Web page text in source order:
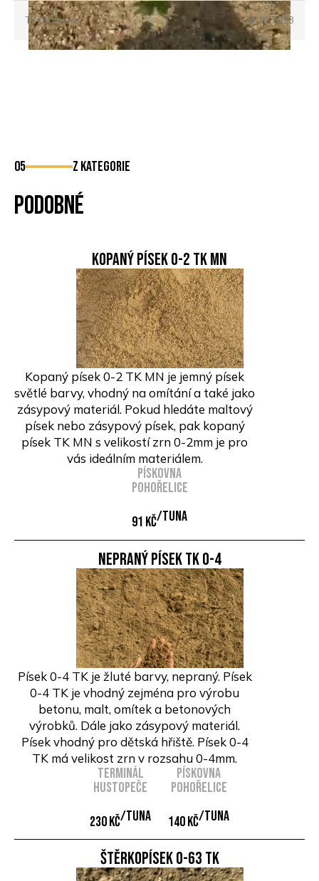
Těžba písku 24.11.2023
05 z kategorie
Podobné
Kopaný písek 0-2 TK MN
Kopaný písek 0-2 TK MN je jemný písek
světlé barvy, vhodný na omítání a také jako
zásypový materiál. Pokud hledáte maltový
písek nebo zásypový písek, pak kopaný
písek TK MN s velikostí zrn 0-2mm je pro
vás ideálním materiálem.
Pískovna
Pohořelice
91 Kč/Tuna
Nepraný písek TK 0-4
Písek 0-4 TK je žluté barvy, nepraný. Písek
0-4 TK je vhodný zejména pro výrobu
betonu, malt, omítek a betonových
výrobků. Dále jako zásypový materiál.
Písek vhodný pro dětská hřiště. Písek 0-4
TK má velikost zrn v rozsahu 0-4mm.
Terminál
Hustopeče
230 Kč/Tuna
Pískovna
Pohořelice
140 Kč/Tuna
Štěrkopísek 0-63 TK